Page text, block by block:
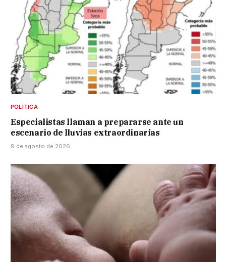
POLÍTICA
Especialistas llaman a prepararse ante un
escenario de lluvias extraordinarias
9 de agosto de 2026